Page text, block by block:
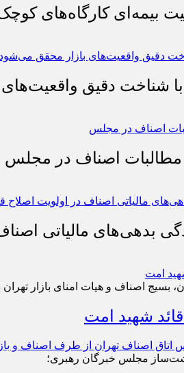
بیمه‌ای کارگاه‌های
با شناخت دقیق
مطالبات اصناف در مجلس
بدهی‌های مالیاتی اصناف
بسیج اصناف و هیات امنای بازار
شهید امت
مجلس خبرگان رهبری؛